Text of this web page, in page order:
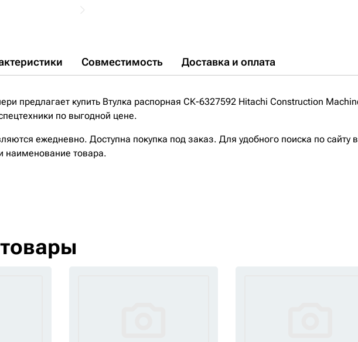
Совместимость Доставка и оплата
предлагает купить Втулка распорная СК-6327592 Hitachi Construction
по выгодной цене.
ежедневно. Доступна покупка под заказ. Для удобного поиска по сайту
наименование товара.